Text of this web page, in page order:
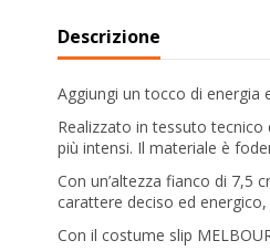
Descrizione
Aggiungi un tocco di energia
Realizzato in tessuto
più intensi. Il materiale è
Con un’altezza fianco di 7,5
carattere deciso ed
Con il costume slip